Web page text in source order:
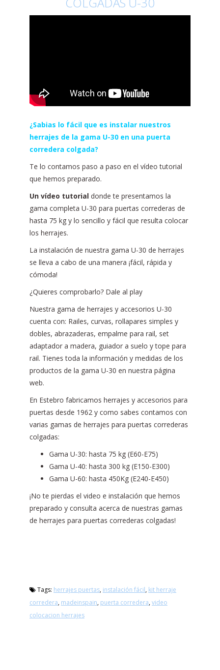
¿Sabias lo fácil que es instalar nuestros
herrajes de la gama U-30 en una puerta
corredera colgada?
Te lo contamos paso a paso en el vídeo tutorial
que hemos preparado.
Un vídeo tutorial donde te presentamos la
gama completa U-30 para puertas correderas de
hasta 75 kg y lo sencillo y fácil que resulta colocar
los herrajes.
La instalación de nuestra gama U-30 de herrajes
se lleva a cabo de una manera ¡fácil, rápida y
cómoda!
¿Quieres comprobarlo? Dale al play
Nuestra gama de herrajes y accesorios U-30
cuenta con: Railes, curvas, rollapares simples y
dobles, abrazaderas, empalme para rail, set
adaptador a madera, guiador a suelo y tope para
rail. Tienes toda la información y medidas de los
productos de la gama U-30 en nuestra página
web.
En Estebro fabricamos herrajes y accesorios para
puertas desde 1962 y como sabes contamos con
varias gamas de herrajes para puertas correderas
colgadas:
Gama U-30: hasta 75 kg (E60-E75)
Gama U-40: hasta 300 kg (E150-E300)
Gama U-60: hasta 450Kg (E240-E450)
¡No te pierdas el video e instalación que hemos
preparado y consulta acerca de nuestras gamas
de herrajes para puertas correderas colgadas!
Tags: herrajes puertas, instalación fácil, kit herraje
corredera, madeinspain, puerta corredera,video
colocacion herrajes